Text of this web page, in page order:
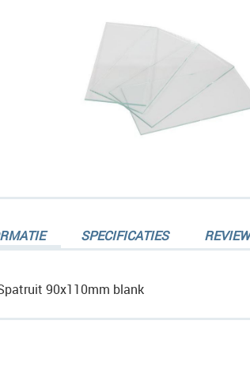
90x110mm blank
SPECIFICATIES